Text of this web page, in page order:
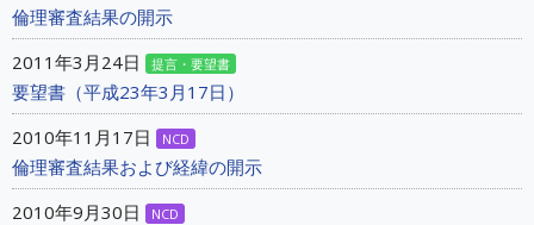
倫理審査結果の開示
2011年3月24日
提言・要望書
要望書（平成23年3月17日）
2010年11月17日
NCD
倫理審査結果および経緯の開示
2010年9月30日
NCD